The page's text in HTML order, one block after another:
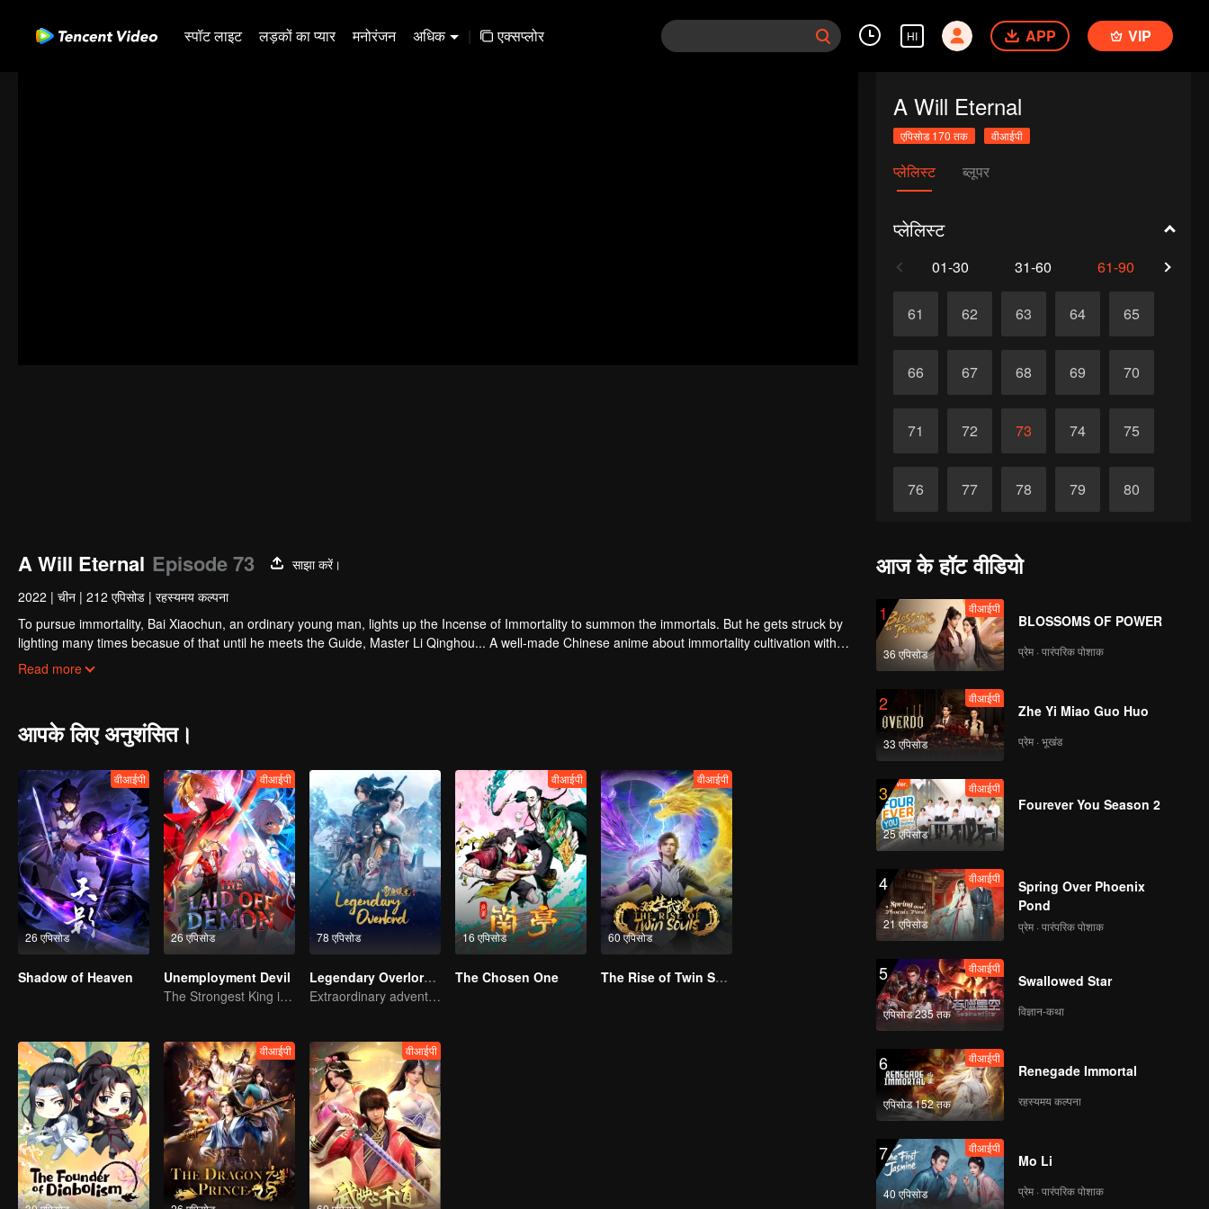
स्पॉट लाइट लड़कों का प्यार मनोरंजन अधिक | एक्सप्लोर HI APP VIP
A Will Eternal
एपिसोड 170 तक वीआईपी
प्लेलिस्ट ब्लूपर
प्लेलिस्ट
01-30 31-60 61-90
61 62 63 64 65
66 67 68 69 70
71 72 73 74 75
76 77 78 79 80
86 87
A Will Eternal Episode 73
साझा करें।
2022 | चीन | 212 एपिसोड | रहस्यमय कल्पना
To pursue immortality, Bai Xiaochun, an ordinary young man, lights up the Incense of Immortality to summon the immortals. But he gets struck by
lighting many times becasue of that until he meets the Guide, Master Li Qinghou... A well-made Chinese anime about immortality cultivation with
numerous fun plots. Come and watch it to fill your summer with joy.
Read more
आपके लिए अनुशंसित।
26 एपिसोड
वीआईपी
Shadow of Heaven
26 एपिसोड
वीआईपी
Unemployment Devil
The Strongest King in the Demon World Suddenly Gets Laid Off?
78 एपिसोड
Legendary Overlord S2
Extraordinary adventure, a teenager reborn from adversity.
16 एपिसोड
वीआईपी
The Chosen One
60 एपिसोड
वीआईपी
The Rise of Twin Souls
वीआईपी वीआईपी
आज के हॉट वीडियो
1
36 एपिसोड
वीआईपी
BLOSSOMS OF POWER
प्रेम · पारंपरिक पोशाक
2
33 एपिसोड
वीआईपी
Zhe Yi Miao Guo Huo
प्रेम · भूखंड
3
25 एपिसोड
वीआईपी
Fourever You Season 2
4
21 एपिसोड
वीआईपी
Spring Over Phoenix
Pond
प्रेम · पारंपरिक पोशाक
5
एपिसोड 235 तक
वीआईपी
Swallowed Star
विज्ञान-कथा
6
एपिसोड 152 तक
वीआईपी
Renegade Immortal
रहस्यमय कल्पना
7
40 एपिसोड
वीआईपी
Mo Li
प्रेम · पारंपरिक पोशाक